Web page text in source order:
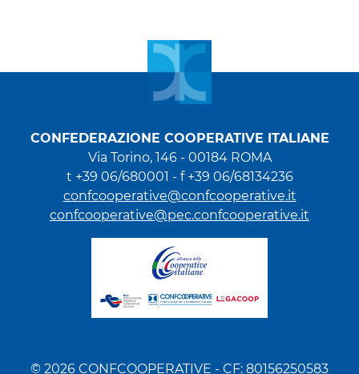
CONFEDERAZIONE COOPERATIVE ITALIANE
Via Torino, 146 - 00184 ROMA
t +39 06/680001 - f +39 06/68134236
confcooperative@confcooperative.it
confcooperative@pec.confcooperative.it
© 2026 CONFCOOPERATIVE - CF: 80156250583